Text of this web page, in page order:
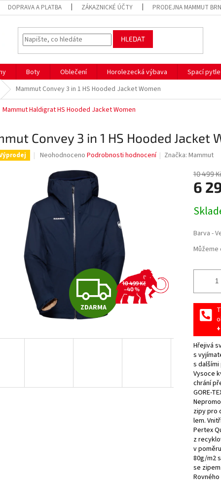
DOPRAVA A PLATBA ZÁKAZNICKÉ ÚČTY PRODEJNA MAMMUT
HLEDAT
Boty Oblečení Horolezecká výbava
Spací pytle
Mammut Convey 3 in 1 HS Hooded Jacket Women
Mammut Haldigrat HS Hooded Jacket Women
Convey 3 in 1 HS Hooded Jacket
Průměrné
produktu
0,0
z
hvězdiček.
Neohodnoceno Podrobnosti hodnocení Značka:Mammut
Z
D
R
ZDARMA
10 499 Kč
–40 %
10 499
6
cena:
Barva -
Hřejivá
s
s dalšími
Vysoce
chrání
GORE-
zipy pro
lem.
Pertex
z
v
80g/m2
se